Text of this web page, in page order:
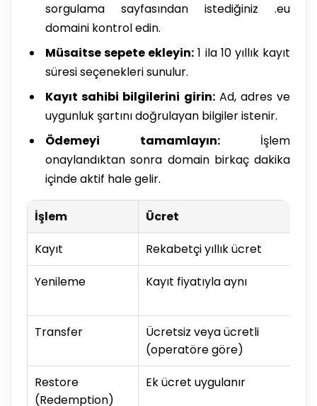
sorgulama sayfasından istediğiniz .eu
domaini kontrol edin.
Müsaitse sepete ekleyin: 1 ila 10 yıllık kayıt
süresi seçenekleri sunulur.
Kayıt sahibi bilgilerini girin:Ad, adres ve
uygunluk şartını doğrulayan bilgiler istenir.
Ödemeyi tamamlayın:İşlem
onaylandıktan sonra domain birkaç dakika
içinde aktif hale gelir.
İşlem
Ücret
Kayıt
Rekabetçi yıllık ücret
Yenileme
Kayıt fiyatıyla aynı
Transfer
Ücretsiz veya ücretli
(operatöre göre)
Restore
(Redemption)
Ek ücret uygulanır